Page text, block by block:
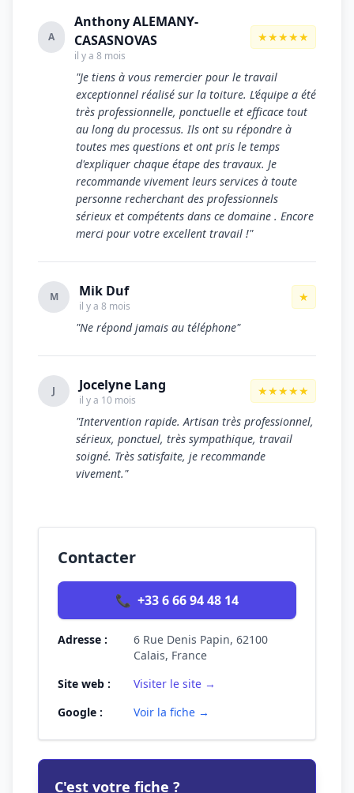
A
Anthony ALEMANY-
CASASNOVAS
il y a 8 mois
★★★★★
"Je tiens à vous remercier pour le travail
exceptionnel réalisé sur la toiture. L’équipe a été
très professionnelle, ponctuelle et efficace tout
au long du processus. Ils ont su répondre à
toutes mes questions et ont pris le temps
d'expliquer chaque étape des travaux. Je
recommande vivement leurs services à toute
personne recherchant des professionnels
sérieux et compétents dans ce domaine . Encore
merci pour votre excellent travail !"
M Mik Duf
il y a 8 mois
★
"Ne répond jamais au téléphone"
J Jocelyne Lang
il y a 10 mois
★★★★★
"Intervention rapide. Artisan très professionnel,
sérieux, ponctuel, très sympathique, travail
soigné. Très satisfaite, je recommande
vivement."
Contacter
📞 +33 6 66 94 48 14
Adresse :
6 Rue Denis Papin, 62100
Calais, France
Site web :
Visiter le site →
Google :
Voir la fiche →
C'est votre fiche ?